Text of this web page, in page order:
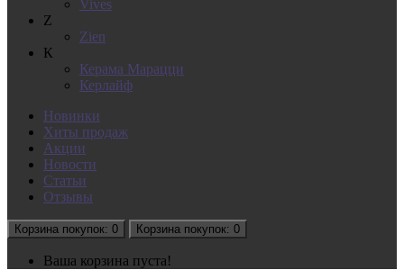
Vives
Z
Zien
К
Керама Марацци
Керлайф
Новинки
Хиты продаж
Акции
Новости
Статьи
Отзывы
Корзина покупок: 0 Корзина покупок: 0
Ваша корзина пуста!